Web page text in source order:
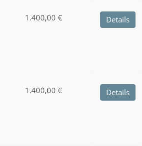
1.400,00 € Details
1.400,00 € Details